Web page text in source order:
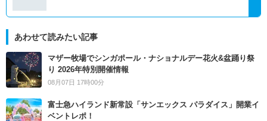
あわせて読みたい記事
マザー牧場でシンガポール・ナショナルデー花火&盆踊り祭
り 2026年特別開催情報
08月07日 17時00分
富士急ハイランド新常設「サンエックス パラダイス」開業イ
ベントレポ！